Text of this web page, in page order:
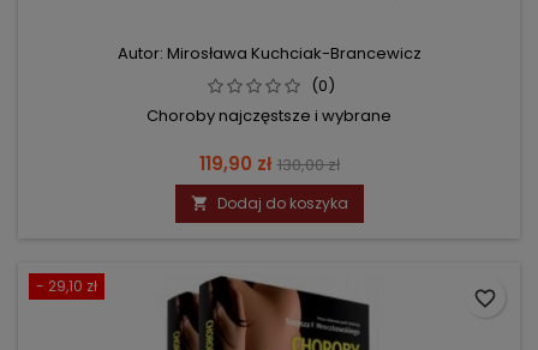
Autor: Mirosława Kuchciak-Brancewicz
(0)
Choroby najczęstsze i wybrane
Cena
119,90 zł Cena
podstawowa
130,00 zł
 Dodaj do koszyka
- 29,10 zł
favorite_border